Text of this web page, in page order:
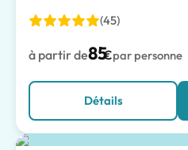
(45)
à partir de85€par personne
Détails